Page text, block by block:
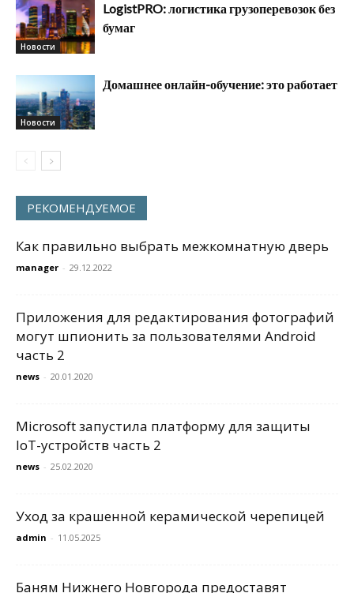
Новости
LogistPRO: логистика грузоперевозок без
бумаг
Новости
Домашнее онлайн-обучение: это работает
РЕКОМЕНДУЕМОЕ
Как правильно выбрать межкомнатную дверь
manager - 29.12.2022
Приложения для редактирования фотографий
могут шпионить за пользователями Android
часть 2
news - 20.01.2020
Microsoft запустила платформу для защиты
IoT-устройств часть 2
news - 25.02.2020
Уход за крашенной керамической черепицей
admin - 11.05.2025
Баням Нижнего Новгорода предоставят